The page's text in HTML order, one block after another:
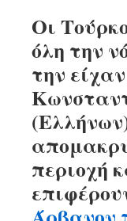
Οι
όλη την
την
περιοχή